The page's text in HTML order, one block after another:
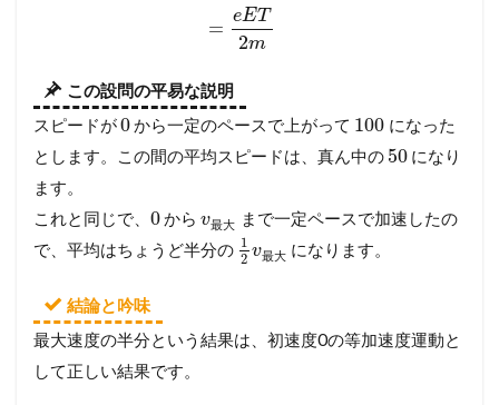
=
eET
2m
この設問の平易な説明
スピードが0から一定のペースで上がって 100 になった
とします。この間の平均スピードは、真ん中の 50になり
ます。
これと同じで、 0からv最大
まで一定ペースで加速したの
で、平均はちょうど半分の 1
2 v最大 になります。
結論と吟味
最大速度の半分という結果は、初速度0の等加速度運動と
して正しい結果です。